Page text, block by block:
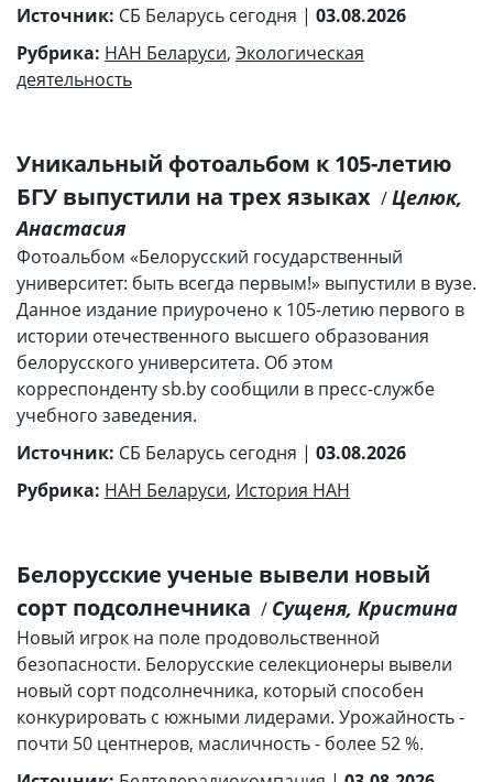
Источник: СБ Беларусь сегодня | 03.08.2026
Рубрика: НАН Беларуси, Экологическая
деятельность
Уникальный фотоальбом к 105-летию
БГУ выпустили на трех языках /Целюк,
Анастасия
Фотоальбом «Белорусский государственный
университет: быть всегда первым!» выпустили в вузе.
Данное издание приурочено к 105-летию первого в
истории отечественного высшего образования
белорусского университета. Об этом
корреспонденту sb.by сообщили в пресс-службе
учебного заведения.
Источник: СБ Беларусь сегодня | 03.08.2026
Рубрика: НАН Беларуси, История НАН
Белорусские ученые вывели новый
сорт подсолнечника / Сущеня, Кристина
Новый игрок на поле продовольственной
безопасности. Белорусские селекционеры вывели
новый сорт подсолнечника, который способен
конкурировать с южными лидерами. Урожайность -
почти 50 центнеров, масличность - более 52 %.